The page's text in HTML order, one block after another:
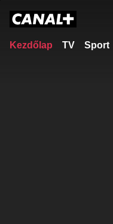
Kezdőlap TV Sport